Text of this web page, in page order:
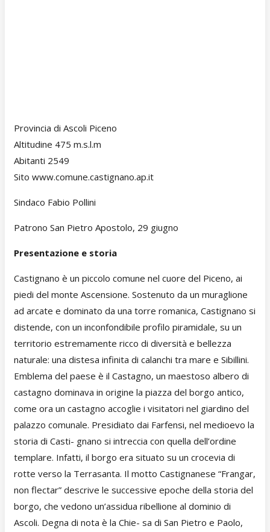
Provincia di Ascoli Piceno
Altitudine 475 m.s.l.m
Abitanti 2549
Sito www.comune.castignano.ap.it
Sindaco Fabio Pollini
Patrono San Pietro Apostolo, 29 giugno
Presentazione e storia
Castignano è un piccolo comune nel cuore del Piceno, ai
piedi del monte Ascensione. Sostenuto da un muraglione
ad arcate e dominato da una torre romanica, Castignano si
distende, con un inconfondibile profilo piramidale, su un
territorio estremamente ricco di diversità e bellezza
naturale: una distesa infinita di calanchi tra mare e Sibillini.
Emblema del paese è il Castagno, un maestoso albero di
castagno dominava in origine la piazza del borgo antico,
come ora un castagno accoglie i visitatori nel giardino del
palazzo comunale. Presidiato dai Farfensi, nel medioevo la
storia di Casti- gnano si intreccia con quella dell’ordine
templare. Infatti, il borgo era situato su un crocevia di
rotte verso la Terrasanta. Il motto Castignanese “Frangar,
non flectar” descrive le successive epoche della storia del
borgo, che vedono un’assidua ribellione al dominio di
Ascoli. Degna di nota è la Chie- sa di San Pietro e Paolo,